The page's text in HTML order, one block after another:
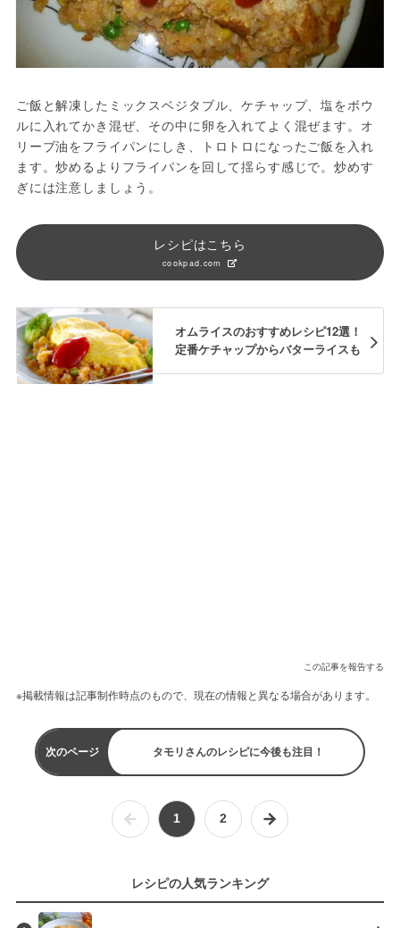
ご飯と解凍したミックスベジタブル、ケチャップ、塩をボウ
ルに入れてかき混ぜ、その中に卵を入れてよく混ぜます。オ
リーブ油をフライパンにしき、トロトロになったご飯を入れ
ます。炒めるよりフライパンを回して揺らす感じで。炒めす
ぎには注意しましょう。
レシピはこちら
cookpad.com
オムライスのおすすめレシピ12選！
定番ケチャップからバターライスも
この記事を報告する
※掲載情報は記事制作時点のもので、現在の情報と異なる場合があります。
次のページ タモリさんのレシピに今後も注目！
1 2
レシピの人気ランキング